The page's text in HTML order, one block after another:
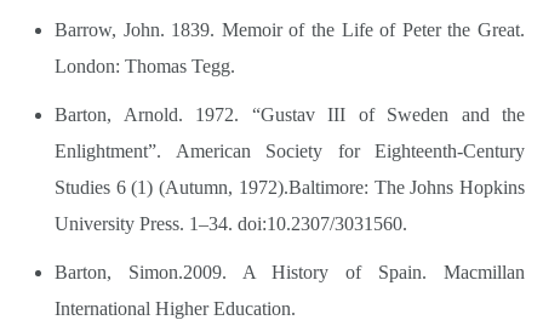
Barrow, John. 1839. Memoir of the Life of Peter the Great.
London: Thomas Tegg.
Barton, Arnold. 1972. “Gustav III of Sweden and the
Enlightment”. American Society for Eighteenth-Century
Studies 6 (1) (Autumn, 1972).Baltimore: The Johns Hopkins
University Press. 1–34. doi:10.2307/3031560.
Barton, Simon.2009. A History of Spain. Macmillan
International Higher Education.